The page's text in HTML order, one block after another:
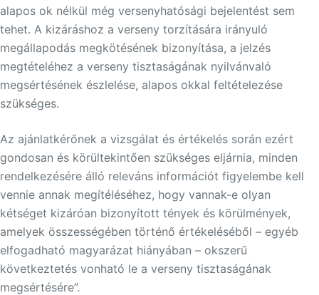
alapos ok nélkül még versenyhatósági bejelentést sem
tehet. A kizáráshoz a verseny torzítására irányuló
megállapodás megkötésének bizonyítása, a jelzés
megtételéhez a verseny tisztaságának nyilvánvaló
megsértésének észlelése, alapos okkal feltételezése
szükséges.
Az ajánlatkérőnek a vizsgálat és értékelés során ezért
gondosan és körültekintően szükséges eljárnia, minden
rendelkezésére álló releváns információt figyelembe kell
vennie annak megítéléséhez, hogy vannak-e olyan
kétséget kizáróan bizonyított tények és körülmények,
amelyek összességében történő értékeléséből – egyéb
elfogadható magyarázat hiányában – okszerű
következtetés vonható le a verseny tisztaságának
megsértésére”.